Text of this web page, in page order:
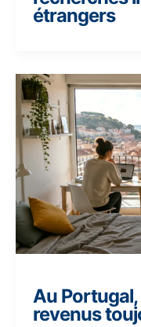
étrangers
Au
revenus